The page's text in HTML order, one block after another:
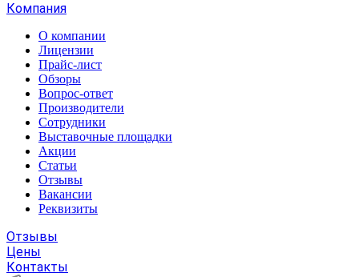
Компания
О компании
Лицензии
Прайс-лист
Обзоры
Вопрос-ответ
Производители
Сотрудники
Выставочные площадки
Акции
Статьи
Отзывы
Вакансии
Реквизиты
Отзывы
Цены
Контакты